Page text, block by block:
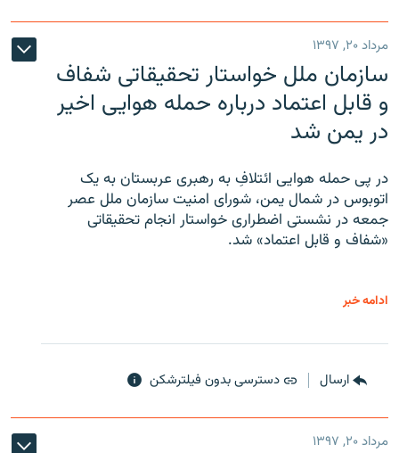
مرداد ۲۰, ۱۳۹۷
سازمان ملل خواستار تحقیقاتی شفاف
و قابل اعتماد درباره حمله هوایی اخیر
در یمن شد
در پی حمله هوایی ائتلافِ به رهبری عربستان به یک
اتوبوس در شمال یمن، شورای امنیت سازمان ملل عصر
جمعه در نشستی اضطراری خواستار انجام تحقیقاتی
«شفاف و قابل اعتماد» شد.
ادامه خبر
ارسال دسترسی بدون فیلترشکن
مرداد ۲۰, ۱۳۹۷